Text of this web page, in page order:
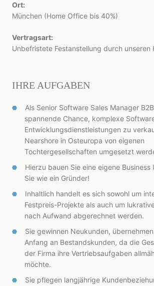
Ort:
München (Home Office bis 40%)
Vertragsart:
Unbefristete Festanstellung durch unseren
IHRE AUFGABEN
Als Senior Software Sales Manager
spannende Chance, komplexe
Entwicklungsdienstleistungen zu
Nearshore in Osteuropa von eigenen
Tochtergesellschaften umgesetzt
Hierzu bauen Sie eine eigene
Sie wie ein Gründer!
Inhaltlich handelt es sich sowohl um
Festpreis-Projekte als auch um
nach Aufwand abgerechnet werden.
Sie gewinnen Neukunden,
Anfang an Bestandskunden, da die
der Firma ihre Vertriebsaufgaben
möchte.
Sie pflegen langjährige